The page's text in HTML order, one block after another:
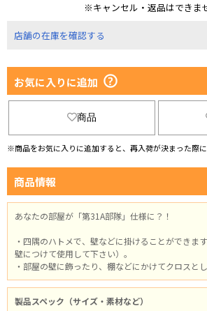
※キャンセル・返品はできま
店舗の在庫を確認する
お気に入りに追加
商品
※商品をお気に入りに追加すると、再入荷が決まった際に
商品情報
あなたの部屋が「第31A部隊」仕様に？！
・四隅のハトメで、壁などに掛けることができま
壁につけて使用して下さい）。
・部屋の壁に飾ったり、棚などにかけてクロスと
製品スペック（サイズ・素材など）